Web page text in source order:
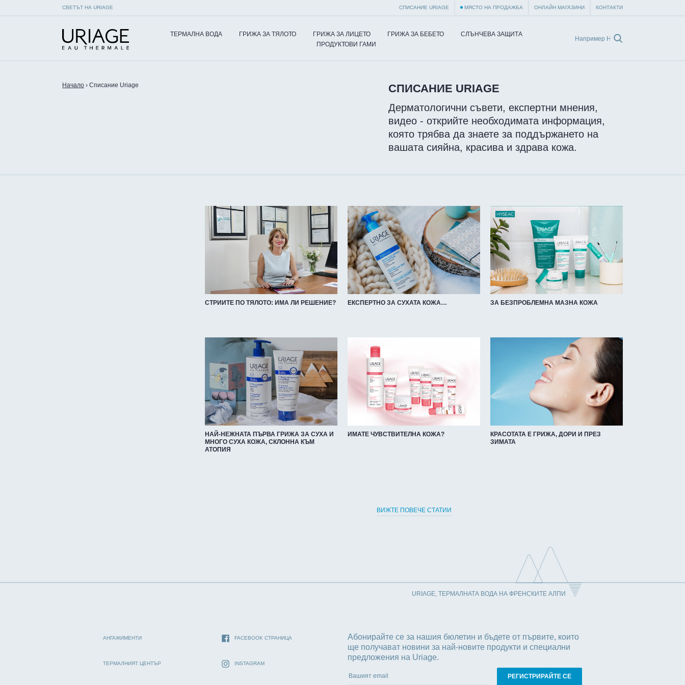
СВЕТЪТ НА URIAGE СПИСАНИЕ URIAGE МЯСТО НА ПРОДАЖБА ОНЛАЙН МАГАЗИНИ КОНТАКТИ
ТЕРМАЛНА ВОДА ГРИЖА ЗА ТЯЛОТО ГРИЖА ЗА ЛИЦЕТО ГРИЖА ЗА БЕБЕТО
СЛЪНЧЕВА ЗАЩИТА
ПРОДУКТОВИ ГАМИ
Начало › Списание Uriage СПИСАНИЕ URIAGE
Дерматологични съвети, експертни мнения,
видео - открийте необходимата информация,
която трябва да знаете за поддържането на
вашата сияйна, красива и здрава кожа.
СТРИИТЕ ПО ТЯЛОТО: ИМА ЛИ РЕШЕНИЕ? ЕКСПЕРТНО ЗА СУХАТА КОЖА… ЗА БЕЗПРОБЛЕМНА МАЗНА КОЖА
НАЙ-НЕЖНАТА ПЪРВА ГРИЖА ЗА СУХА И
МНОГО СУХА КОЖА, СКЛОННА КЪМ
АТОПИЯ
ИМАТЕ ЧУВСТВИТЕЛНА КОЖА?
КРАСОТАТА Е ГРИЖА, ДОРИ И ПРЕЗ
ЗИМАТА
ВИЖТЕ ПОВЕЧЕ СТАТИИ
URIAGE, ТЕРМАЛНАТА ВОДА НА ФРЕНСКИТЕ АЛПИ
АНГАЖИМЕНТИ
ТЕРМАЛНИЯТ ЦЕНТЪР
FACEBOOK СТРАНИЦА
INSTAGRAM
Абонирайте се за нашия бюлетин и бъдете от първите, които
ще получават новини за най-новите продукти и специални
предложения на Uriage.
Вашият email